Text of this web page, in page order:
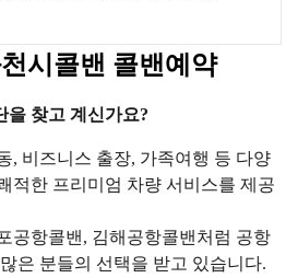
시콜밴 콜밴예약
을 찾고 계신가요?
, 비즈니스 출장, 가족여행 등 다양
적한 프리미엄 차량 서비스를 제공
공항콜밴, 김해공항콜밴처럼 공항
은 분들의 선택을 받고 있습니다.